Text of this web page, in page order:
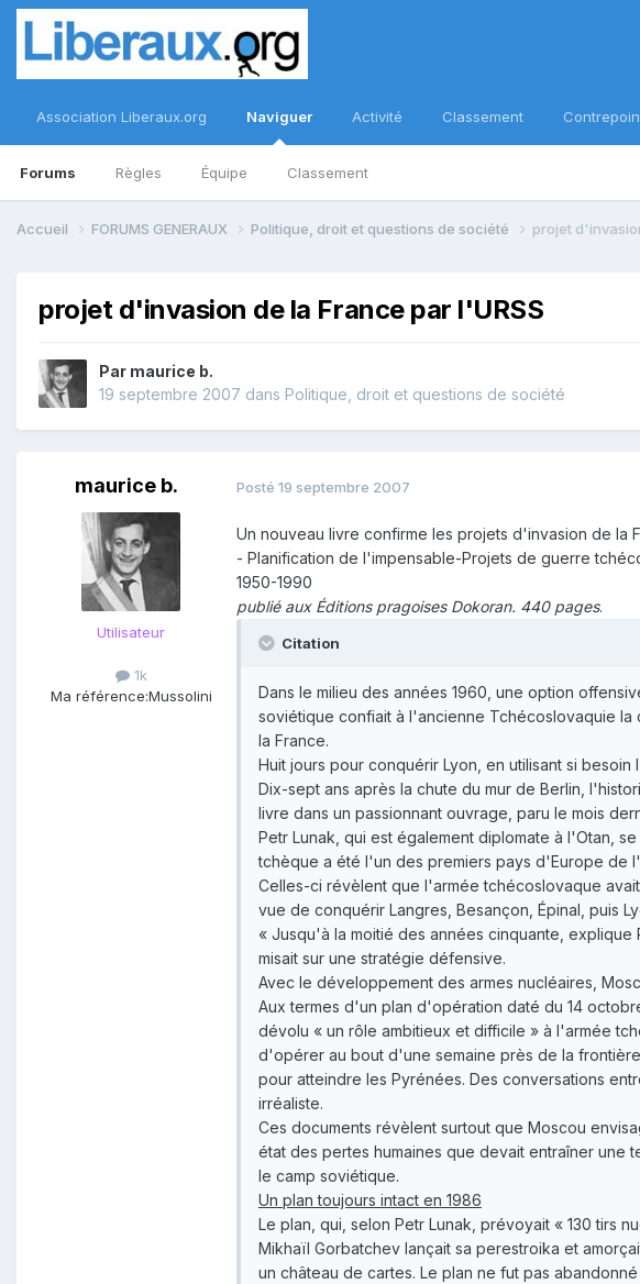
Association Liberaux.org Naviguer
Forums Règles Équipe Classement
Activité Classement
Accueil FORUMS GENERAUX Politique, droit et questions de société projet
projet d'invasion de la France par l'URSS
Par maurice b.
19 septembre 2007 dans Politique, droit et questions de société
maurice b.
Utilisateur
1k
Ma référence:Mussolini
Posté 19 septembre 2007
Un nouveau livre confirme les projets d'invasion de la
- Planification de l'impensable-Projets de guerre
1950-1990
publié aux Éditions pragoises Dokoran. 440 pages.
Citation
Dans le milieu des années 1960, une option
soviétique confiait à l'ancienne Tchécoslovaquie
la France.
Huit jours pour conquérir Lyon, en utilisant si besoin
Dix-sept ans après la chute du mur de Berlin,
livre dans un passionnant ouvrage, paru le mois
Petr Lunak, qui est également diplomate à l'Otan,
tchèque a été l'un des premiers pays d'Europe de
Celles-ci révèlent que l'armée tchécoslovaque
vue de conquérir Langres, Besançon, Épinal, puis
« Jusqu'à la moitié des années cinquante, explique
misait sur une stratégie défensive.
Avec le développement des armes nucléaires,
Aux termes d'un plan d'opération daté du 14
dévolu « un rôle ambitieux et difficile » à l'armée
d'opérer au bout d'une semaine près de la
pour atteindre les Pyrénées. Des conversations
irréaliste.
Ces documents révèlent surtout que Moscou
état des pertes humaines que devait entraîner une
le camp soviétique.
Un plan toujours intact en 1986
Le plan, qui, selon Petr Lunak, prévoyait « 130 tirs
Mikhaïl Gorbatchev lançait sa perestroika et
un château de cartes. Le plan ne fut pas